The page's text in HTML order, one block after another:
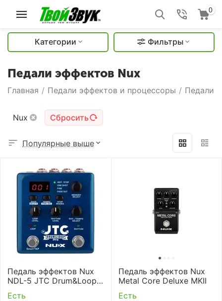
0
Категории Фильтры
Педали эффектов Nux
Главная / Педали эффектов и процессоры / Педали
Nux Сбросить
Популярные выше
Педаль эффектов Nux
NDL-5 JTC Drum&Loop
Pro
Есть
Педаль эффектов Nux
Metal Core Deluxe MKII
Есть